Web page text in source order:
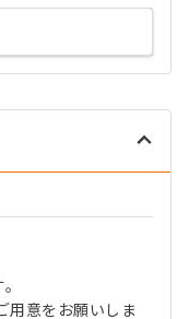
用意をお願いしま